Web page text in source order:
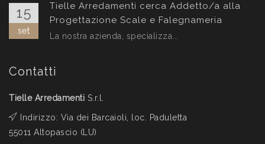
15
set
Tielle Arredamenti cerca Addetto/a alla
Progettazione Scale e Falegnameria
La nostra azienda, specializza...
Contatti
Tielle Arredamenti S.r.l.
Indirizzo: Via dei Barcaioli, loc. Paduletta
55011 Altopascio (LU)